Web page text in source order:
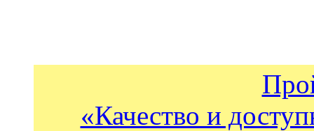
«Качество и